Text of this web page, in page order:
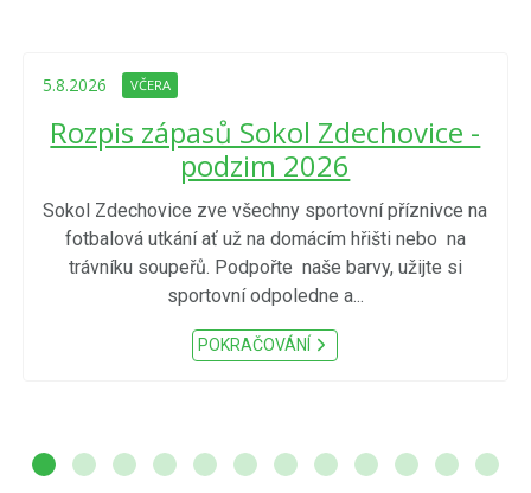
5.8.2026 VČERA
Rozpis zápasů Sokol Zdechovice -
podzim 2026
Sokol Zdechovice zve všechny sportovní příznivce na
fotbalová utkání ať už na domácím hřišti nebo na
trávníku soupeřů. Podpořte naše barvy, užijte si
sportovní odpoledne a...
POKRAČOVÁNÍ